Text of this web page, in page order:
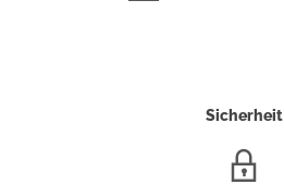
Sicherheit